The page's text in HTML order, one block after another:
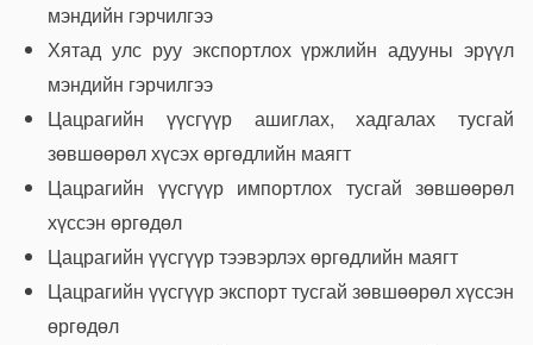
мэндийн гэрчилгээ
Хятад улс руу экспортлох үржлийн адууны эрүүл
мэндийн гэрчилгээ
Цацрагийн үүсгүүр ашиглах, хадгалах тусгай
зөвшөөрөл хүсэх өргөдлийн маягт
Цацрагийн үүсгүүр импортлох тусгай зөвшөөрөл
хүссэн өргөдөл
Цацрагийн үүсгүүр тээвэрлэх өргөдлийн маягт
Цацрагийн үүсгүүр экспорт тусгай зөвшөөрөл хүссэн
өргөдөл